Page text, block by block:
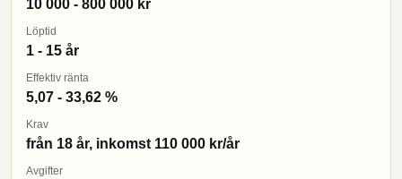
10 000 - 800 000 kr
Löptid
1 - 15 år
Effektiv ränta
5,07 - 33,62 %
Krav
från 18 år, inkomst 110 000 kr/år
Avgifter